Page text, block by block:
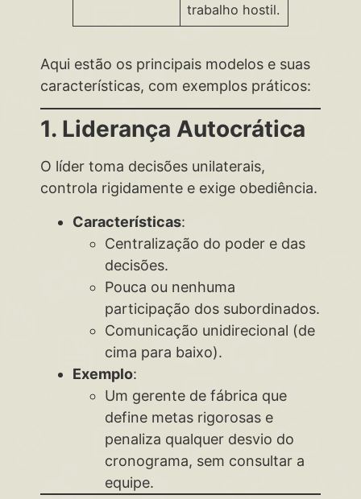
trabalho hostil.
Aqui estão os principais modelos e suas
características, com exemplos práticos:
1. Liderança Autocrática
O líder toma decisões unilaterais,
controla rigidamente e exige obediência.
Características:
Centralização do poder e das
decisões.
Pouca ou nenhuma
participação dos subordinados.
Comunicação unidirecional (de
cima para baixo).
Exemplo:
Um gerente de fábrica que
define metas rigorosas e
penaliza qualquer desvio do
cronograma, sem consultar a
equipe.